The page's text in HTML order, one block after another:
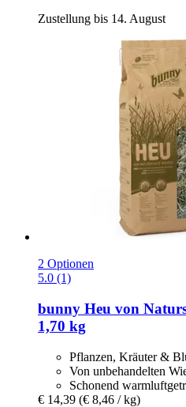
Zustellung bis 14. August
2 Optionen
5.0 (1)
bunny Heu von
1,70 kg
Pflanzen, Kräuter &
Von unbehandelten
Schonend
€ 14,39 (€ 8,46 / kg)